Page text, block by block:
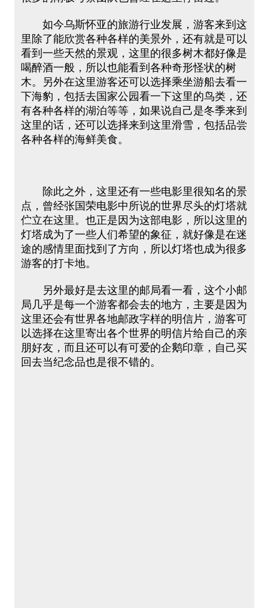
如今乌斯怀亚的旅游行业发展，游客来到这
里除了能欣赏各种各样的美景外，还有就是可以
看到一些天然的景观，这里的很多树木都好像是
喝醉酒一般，所以也能看到各种奇形怪状的树
木。另外在这里游客还可以选择乘坐游船去看一
下海豹，包括去国家公园看一下这里的鸟类，还
有各种各样的湖泊等等，如果说自己是冬季来到
这里的话，还可以选择来到这里滑雪，包括品尝
各种各样的海鲜美食。
除此之外，这里还有一些电影里很知名的景
点，曾经张国荣电影中所说的世界尽头的灯塔就
伫立在这里。也正是因为这部电影，所以这里的
灯塔成为了一些人们希望的象征，就好像是在迷
途的感情里面找到了方向，所以灯塔也成为很多
游客的打卡地。
另外最好是去这里的邮局看一看，这个小邮
局几乎是每一个游客都会去的地方，主要是因为
这里还会有世界各地邮政字样的明信片，游客可
以选择在这里寄出各个世界的明信片给自己的亲
朋好友，而且还可以有可爱的企鹅印章，自己买
回去当纪念品也是很不错的。